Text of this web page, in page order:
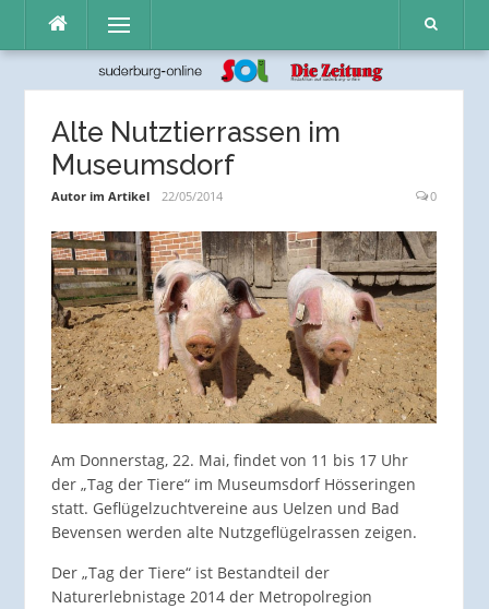
Inhalt
Menü
Alte Nutztierrassen im
Museumsdorf
Autor im Artikel 22/05/2014 0
Am Donnerstag, 22. Mai, findet von 11 bis 17 Uhr
der „Tag der Tiere“ im Museumsdorf Hösseringen
statt. Geflügelzuchtvereine aus Uelzen und Bad
Bevensen werden alte Nutzgeflügelrassen zeigen.
Der „Tag der Tiere“ ist Bestandteil der
Naturerlebnistage 2014 der Metropolregion